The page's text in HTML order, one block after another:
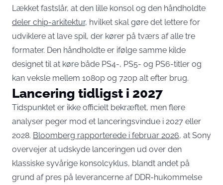
Lækket fastslår, at den lille konsol og den håndholdte
deler chip-arkitektur, hvilket skal gøre det lettere for
udviklere at lave spil, der kører på tværs af alle tre
formater. Den håndholdte er ifølge samme kilde
designet til at køre både PS4-, PS5- og PS6-titler og
kan veksle mellem 1080p og 720p alt efter brug.
Lancering tidligst i 2027
Tidspunktet er ikke officielt bekræftet, men flere
analyser peger mod et lanceringsvindue i 2027 eller
2028. Bloomberg rapporterede i februar 2026, at Sony
overvejer at udskyde lanceringen ud over den
klassiske syvårige konsolcyklus, blandt andet på
grund af pres på leverancerne af DDR-hukommelse